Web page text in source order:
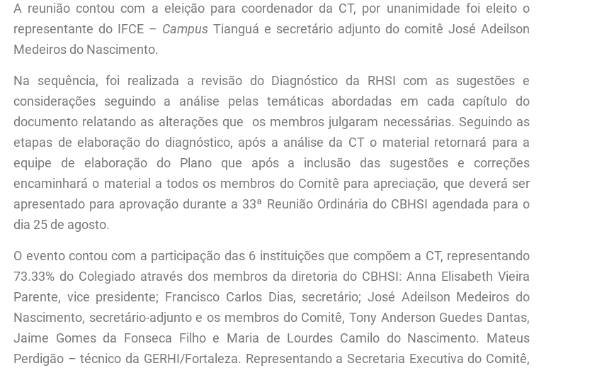
A reunião contou com a eleição para coordenador da CT, por unanimidade foi eleito o
representante do IFCE – Campus Tianguá e secretário adjunto do comitê José Adeilson
Medeiros do Nascimento.
Na sequência, foi realizada a revisão do Diagnóstico da RHSI com as sugestões e
considerações seguindo a análise pelas temáticas abordadas em cada capítulo do
documento relatando as alterações que os membros julgaram necessárias. Seguindo as
etapas de elaboração do diagnóstico, após a análise da CT o material retornará para a
equipe de elaboração do Plano que após a inclusão das sugestões e correções
encaminhará o material a todos os membros do Comitê para apreciação, que deverá ser
apresentado para aprovação durante a 33ª Reunião Ordinária do CBHSI agendada para o
dia 25 de agosto.
O evento contou com a participação das 6 instituições que compõem a CT, representando
73.33% do Colegiado através dos membros da diretoria do CBHSI: Anna Elisabeth Vieira
Parente, vice presidente; Francisco Carlos Dias, secretário; José Adeilson Medeiros do
Nascimento, secretário-adjunto e os membros do Comitê, Tony Anderson Guedes Dantas,
Jaime Gomes da Fonseca Filho e Maria de Lourdes Camilo do Nascimento. Mateus
Perdigão – técnico da GERHI/Fortaleza. Representando a Secretaria Executiva do Comitê,